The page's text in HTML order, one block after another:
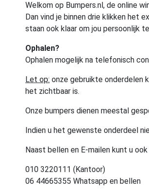
Welkom op Bumpers.nl, de online
Dan vind je binnen drie klikken het
staan ook klaar om jou persoonlijk
Ophalen?
Ophalen mogelijk na telefonisch
Let op: onze gebruikte onderdelen
het zichtbaar is.
Onze bumpers dienen meestal
Indien u het gewenste onderdeel
Naast bellen en E-mailen kunt u
010 3220111 (Kantoor)
06 44665355 Whatsapp en bellen